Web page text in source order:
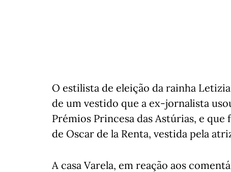
O estilista de eleição da rainha
de um vestido que a ex-jornalista
Prémios Princesa das Astúrias, e
de Oscar de la Renta, vestida pela
A casa Varela, em reação aos